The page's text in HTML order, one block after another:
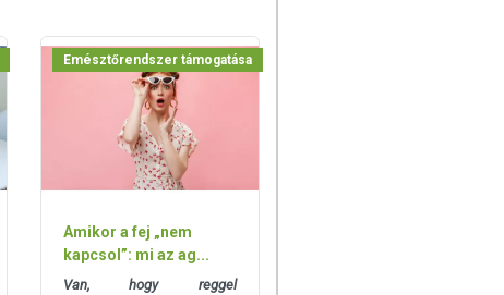
Emésztőrendszer támogatása
Amikor a fej „nem
kapcsol”: mi az ag...
Van, hogy reggel